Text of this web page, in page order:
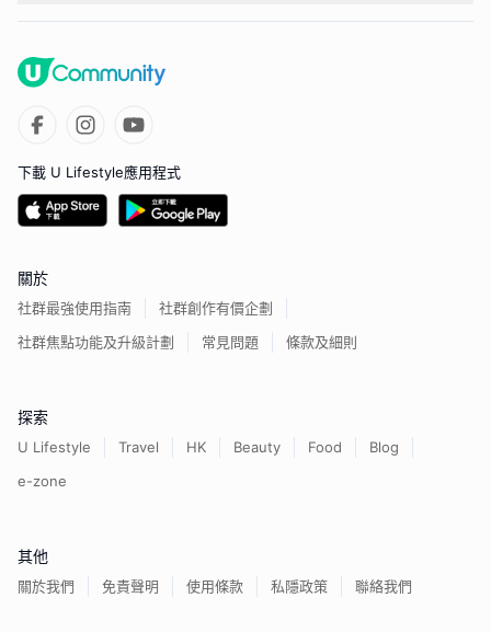
下載 U Lifestyle應用程式
關於
社群最強使用指南
社群創作有價企劃
社群焦點功能及升級計劃
常見問題 條款及細則
探索
U Lifestyle Travel HK Beauty Food
Blog
e-zone
其他
關於我們 免責聲明 使用條款 私隱政策 聯絡我們